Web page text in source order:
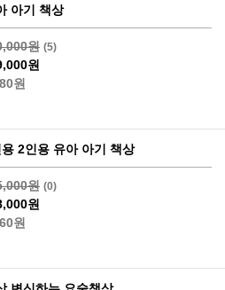
아기 책상
원 (5)
원
원
2인용 유아 아기 책상
원 (0)
원
원